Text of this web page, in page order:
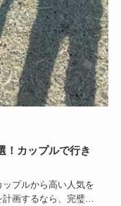
！カップルで行き
プルから高い人気を
画するなら、完璧な